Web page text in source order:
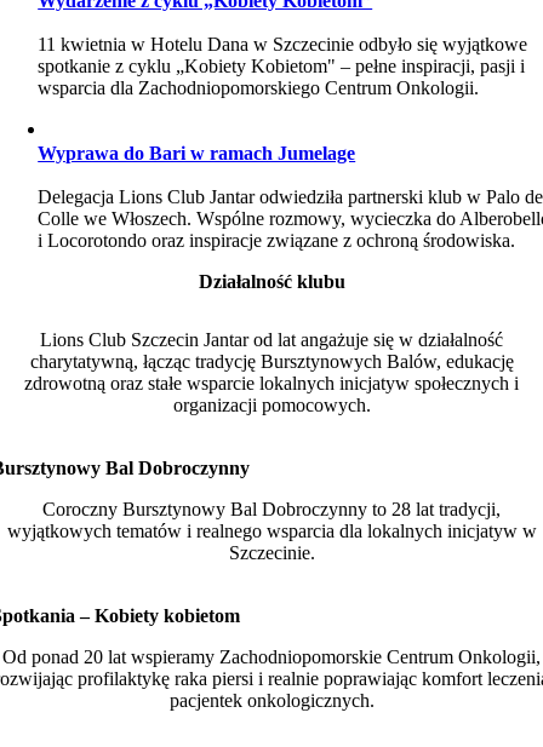
11 kwietnia w Hotelu Dana w Szczecinie odbyło się wyjątkowe
spotkanie z cyklu „Kobiety Kobietom" – pełne inspiracji, pasji i
wsparcia dla Zachodniopomorskiego Centrum Onkologii.
Wyprawa do Bari w ramach Jumelage
Delegacja Lions Club Jantar odwiedziła partnerski klub w Palo
Colle we Włoszech. Wspólne rozmowy, wycieczka do
i Locorotondo oraz inspiracje związane z ochroną środowiska.
Działalność klubu
Lions Club Szczecin Jantar od lat angażuje się w działalność
charytatywną, łącząc tradycję Bursztynowych Balów, edukację
zdrowotną oraz stałe wsparcie lokalnych inicjatyw społecznych i
organizacji pomocowych.
Bal Dobroczynny
Coroczny Bursztynowy Bal Dobroczynny to 28 lat tradycji,
wyjątkowych tematów i realnego wsparcia dla lokalnych inicjatyw w
Szczecinie.
– Kobiety kobietom
Od ponad 20 lat wspieramy Zachodniopomorskie Centrum Onkologii,
profilaktykę raka piersi i realnie poprawiając komfort
pacjentek onkologicznych.